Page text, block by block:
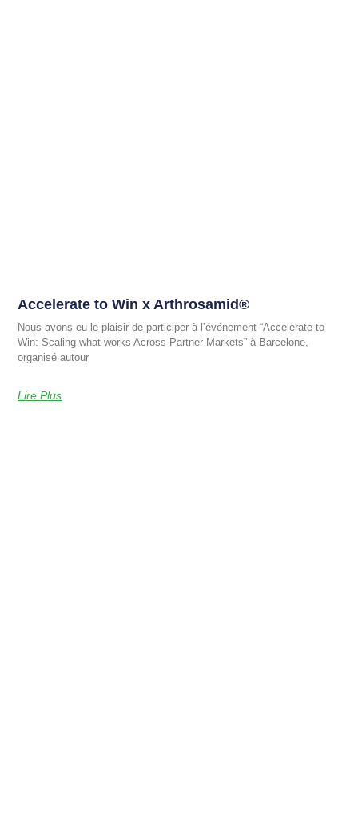
Accelerate to Win x Arthrosamid®
Nous avons eu le plaisir de participer à l’événement “Accelerate to
Win: Scaling what works Across Partner Markets” à Barcelone,
organisé autour
Lire Plus